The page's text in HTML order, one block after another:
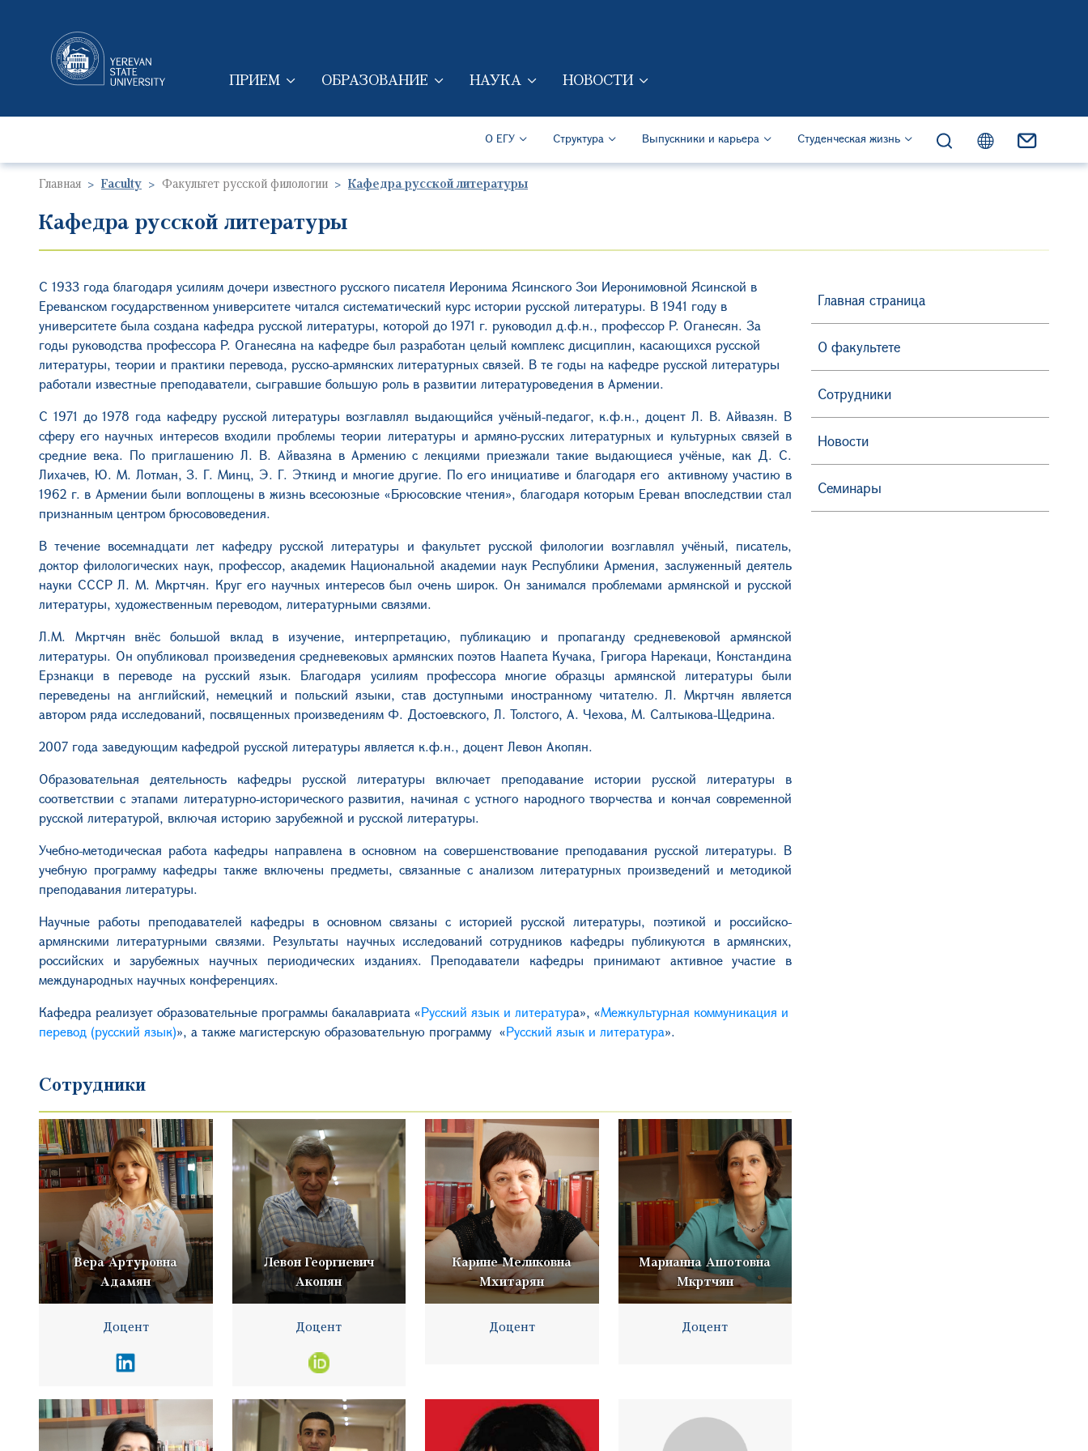
MAIN NAVIGATION (RUS)
ПРИЕМ ОБРАЗОВАНИЕ НАУКА НОВОСТИ
Secondary Navigation (Rus)
О ЕГУ Структура Выпускники и карьера Студенческая жизнь
Главная Faculty Факультет русской филологии Кафедра русской литературы
Кафедра русской литературы
С 1933 года благодаря усилиям дочери известного русского писателя Иеронима Ясинского Зои Иеронимовной Ясинской в
Ереванском государственном университете читался систематический курс истории русской литературы. В 1941 году в
университете была создана кафедра русской литературы, которой до 1971 г. руководил д.ф.н., профессор Р. Оганесян. За
годы руководства профессора Р. Оганесяна на кафедре был разработан целый комплекс дисциплин, касающихся русской
литературы, теории и практики перевода, русско-армянских литературных связей. В те годы на кафедре русской литературы
работали известные преподаватели, сыгравшие большую роль в развитии литературоведения в Армении.
С 1971 до 1978 года кафедру русской литературы возглавлял выдающийся учёный-педагог, к.ф.н., доцент Л. В. Айвазян. В
сферу его научных интересов входили проблемы теории литературы и армяно-русских литературных и культурных связей в
средние века. По приглашению Л. В. Айвазяна в Армению с лекциями приезжали такие выдающиеся учёные, как Д. С.
Лихачев, Ю. М. Лотман, З. Г. Минц, Э. Г. Эткинд и многие другие. По его инициативе и благодаря его активному участию в
1962 г. в Армении были воплощены в жизньвсесоюзные «Брюсовские чтения», благодаря которым Ереван впоследствии стал
признанным центром брюсововедения.
В течение восемнадцати лет кафедру русской литературы и факультет русской филологии возглавлял учёный, писатель,
доктор филологических наук, профессор, академик Национальной академии наук Республики Армения, заслуженный деятель
науки СССР Л. М. Мкртчян. Круг его научных интересов был очень широк. Онзанимался проблемами армянской и русской
литературы, художественным переводом, литературными связями.
Л.М. Мкртчян внёс большой вклад в изучение, интерпретацию, публикацию и пропаганду средневековой армянской
литературы. Он опубликовал произведения средневековых армянских поэтов Наапета Кучака, Григора Нарекаци, Констандина
Ерзнакци в переводе на русский язык. Благодаря усилиям профессора многие образцы армянской литературы были
переведены на английский, немецкий и польский языки, став доступными иностранному читателю. Л.Мкртчян является
автором ряда исследований, посвященных произведениям Ф. Достоевского, Л. Толстого, А. Чехова, М. Салтыкова-Щедрина.
2007 года заведующим кафедрой русской литературы является к.ф.н., доцент Левон Акопян.
Образовательная деятельность кафедры русской литературы включает преподавание истории русской литературы в
соответствии с этапами литературно-исторического развития, начиная с устного народного творчества и кончая современной
русской литературой, включая историю зарубежной и русской литературы.
Учебно-методическая работа кафедры направлена ​​в основном на совершенствование преподавания русской литературы. В
учебную программу кафедры также включены предметы, связанные с анализом литературных произведений и методикой
преподавания литературы.
Научные работы преподавателей кафедры в основном связаны с историей русской литературы, поэтикой и российско-
армянскими литературными связями. Результаты научных исследований сотрудников кафедры публикуются в армянских,
российских и зарубежных научных периодических изданиях. Преподаватели кафедры принимают активное участие в
международных научных конференциях.
Кафедра реализует образовательные программы бакалавриата «Русский язык и литература», «Межкультурная коммуникация и
перевод (русский язык)», а также магистерскую образовательную программу «Русский язык и литература».
Сотрудники
Вера Артуровна
Адамян
Доцент
Левон Георгиевич
Акопян
Доцент
Карине Меликовна
Мхитарян
Доцент
Марианна Ашотовна
Мкртчян
Доцент
Главная страница
О факультете
Сотрудники
Новости
Семинары